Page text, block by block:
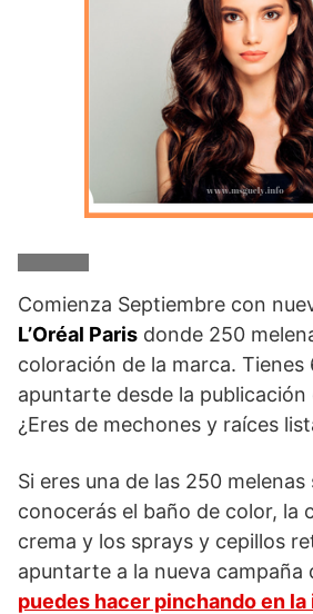
Comienza Septiembre con
L’Oréal Paris donde 250
coloración de la marca. Tienes
apuntarte desde la publicación
¿Eres de mechones y raíces
Si eres una de las 250
conocerás el baño de color, la
crema y los sprays y cepillos
apuntarte a la nueva campaña
puedes hacer pinchando en la